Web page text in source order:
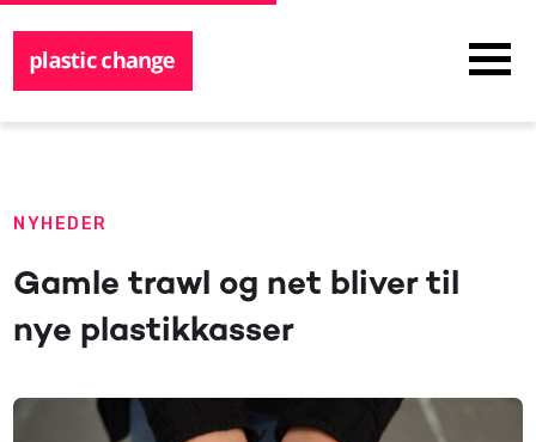
NYHEDER
Gamle trawl og net bliver til
nye plastikkasser